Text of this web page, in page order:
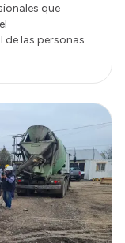
que
las personas